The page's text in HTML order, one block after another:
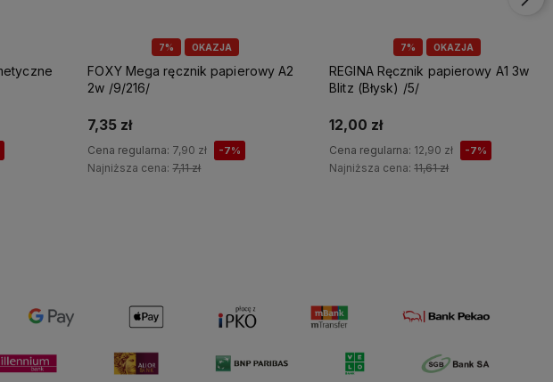
7% OKAZJA
FOXY Mega ręcznik papierowy A2
2w /9/216/
7,35 zł
Cena regularna: 7,90 zł -7%
Najniższa cena:7,11 zł
7% OKAZJA
REGINA Ręcznik papierowy A1 3w
Blitz (Błysk) /5/
12,00 zł
Cena regularna: 12,90 zł -7%
Najniższa cena:11,61 zł